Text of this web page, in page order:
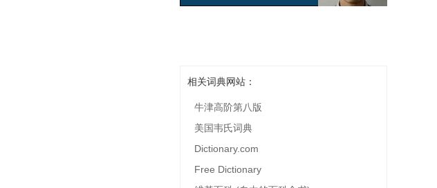
相关词典网站：
牛津高阶第八版
美国韦氏词典
Dictionary.com
Free Dictionary